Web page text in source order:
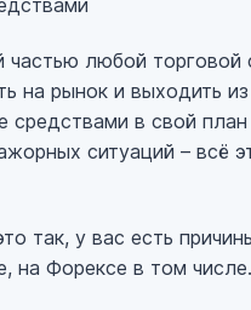
любой торговой
на рынок и выходить
в свой
ситуаций – всё
так, у вас есть
на Форексе в том числе.